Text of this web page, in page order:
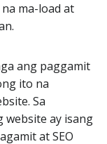
ma-load at
ang paggamit
ito na
Sa
website ay isang
at SEO